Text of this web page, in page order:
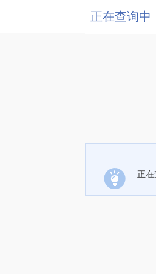
正在查询中
正在